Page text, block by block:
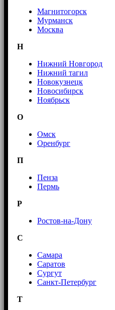
Магнитогорск
Мурманск
Москва
Н
Нижний Новгород
Нижний тагил
Новокузнецк
Новосибирск
Ноябрьск
О
Омск
Оренбург
П
Пенза
Пермь
Р
Ростов-на-Дону
С
Самара
Саратов
Сургут
Санкт-Петербург
Т